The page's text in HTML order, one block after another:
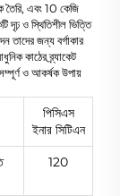
তৈরি, এবং 10 কেজি
দৃঢ় ও স্থিতিশীল ভিত্তি
তাদের জন্য বর্গাকার
কাঠের ব্র্যাকেট
সম্পূর্ণ ও আকর্ষক উপায়
পিসিএস
ইনার সিটিএন
120